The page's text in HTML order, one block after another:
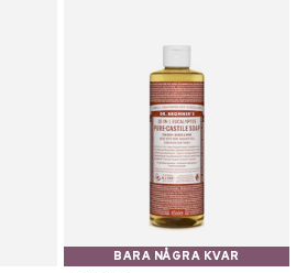
BARA NÅGRA KVAR